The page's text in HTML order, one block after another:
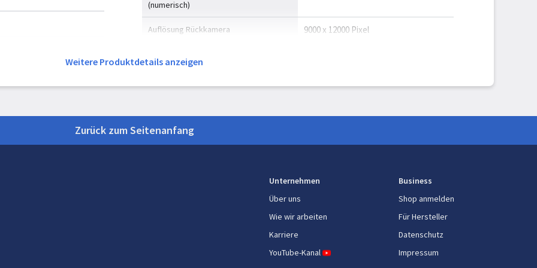
(numerisch)
Auflösung Rückkamera 9000 x 12000 Pixel
Vierte Rückfahrkamera Blendenzahl
100x
Auflösung Frontkamera (numerisch)
2,2
Weitere Produktdetails anzeigen
Zurück zum Seitenanfang
Unternehmen
Über uns
Wie wir arbeiten
Karriere
YouTube-Kanal
Business
Shop anmelden
Für Hersteller
Datenschutz
Impressum